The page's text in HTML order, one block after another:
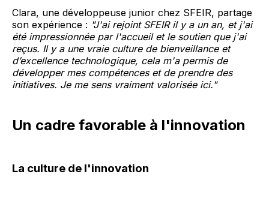
Clara, une développeuse junior chez SFEIR, partage
son expérience : "J'ai rejoint SFEIR il y a un an, et j'ai
été impressionnée par l'accueil et le soutien que j'ai
reçus. Il y a une vraie culture de bienveillance et
d’excellence technologique, cela m'a permis de
développer mes compétences et de prendre des
initiatives. Je me sens vraiment valorisée ici."
Un cadre favorable à l'innovation
La culture de l'innovation